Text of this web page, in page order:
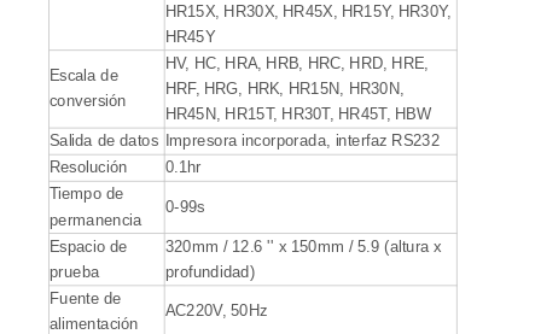
HR15X, HR30X, HR45X, HR15Y, HR30Y,
HR45Y
Escala de
conversión
HV, HC, HRA, HRB, HRC, HRD, HRE,
HRF, HRG, HRK, HR15N, HR30N,
HR45N, HR15T, HR30T, HR45T, HBW
Salida de datos
Impresora incorporada, interfaz RS232
Resolución
0.1hr
Tiempo de
permanencia
0-99s
Espacio de
prueba
320mm / 12.6 '' x 150mm / 5.9 (altura x
profundidad)
Fuente de
alimentación
AC220V, 50Hz